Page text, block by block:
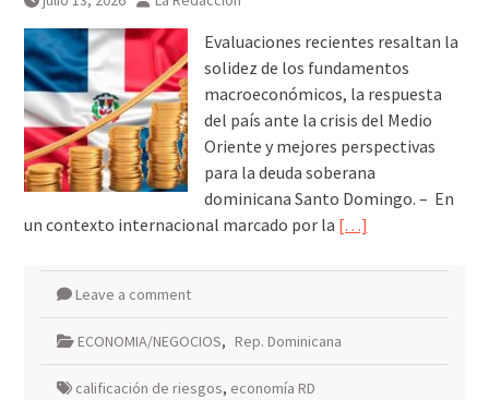
Evaluaciones recientes resaltan la
solidez de los fundamentos
macroeconómicos, la respuesta
del país ante la crisis del Medio
Oriente y mejores perspectivas
para la deuda soberana
dominicana Santo Domingo. – En
un contexto internacional marcado por la […]
Leave a comment
ECONOMIA/NEGOCIOS, Rep. Dominicana
calificación de riesgos, economía RD